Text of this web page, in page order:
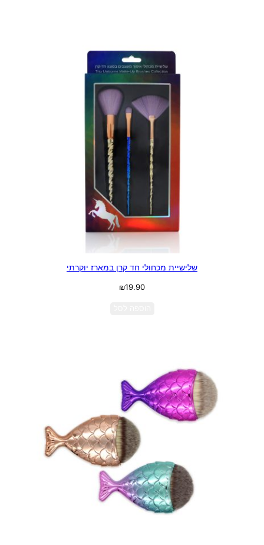
שלישיית מכחולי חד קרן במארז יוקרתי
₪19.90